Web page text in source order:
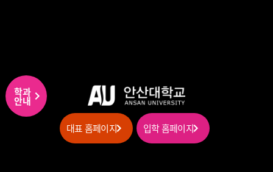
학과
안내
대표 홈페이지 입학 홈페이지